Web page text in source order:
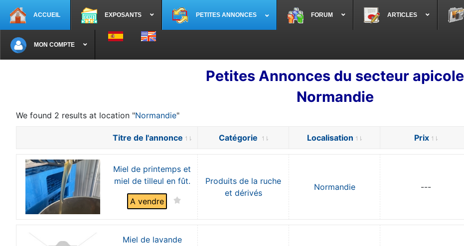
ACCUEIL EXPOSANTS PETITES ANNONCES FORUM ARTICLES
MON COMPTE
Sélectionnez votre langue
Petites Annonces du secteur apicole
Normandie
We found 2 results at location "Normandie"
Titre de l'annonce Catégorie Localisation Prix
Miel de printemps et
miel de tilleul en fût.
A vendre
Produits de la ruche
et dérivés
Normandie ---
Miel de lavande